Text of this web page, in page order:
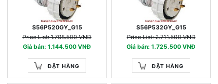
S56P520GY_G15
Price List: 1.798.500 VNĐ
Giá bán: 1.144.500 VNĐ
ĐẶT HÀNG
S56P532GY_G15
Price List: 2.711.500 VNĐ
Giá bán: 1.725.500 VNĐ
ĐẶT HÀNG